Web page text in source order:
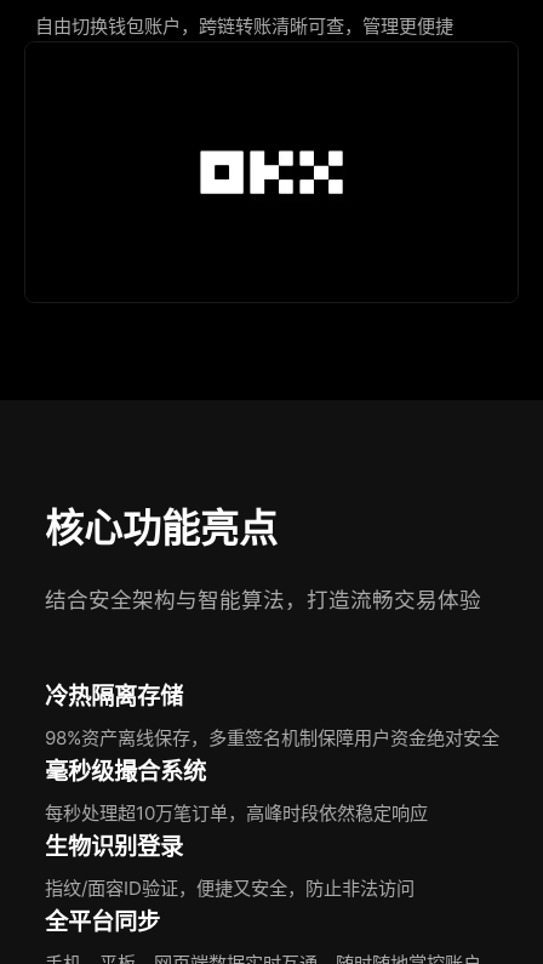
自由切换钱包账户，跨链转账清晰可查，管理更便捷
核心功能亮点
结合安全架构与智能算法，打造流畅交易体验
冷热隔离存储
98%资产离线保存，多重签名机制保障用户资金绝对安全
毫秒级撮合系统
每秒处理超10万笔订单，高峰时段依然稳定响应
生物识别登录
指纹/面容ID验证，便捷又安全，防止非法访问
全平台同步